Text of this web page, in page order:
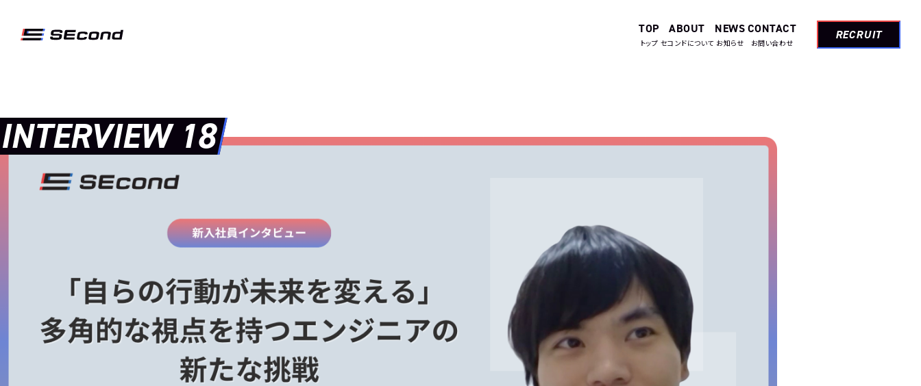
TOP
トップ
ABOUT
セコンドについて
NEWS
お知らせ
CONTACT
お問い合わせ
RECRUIT
INTERVIEW 18